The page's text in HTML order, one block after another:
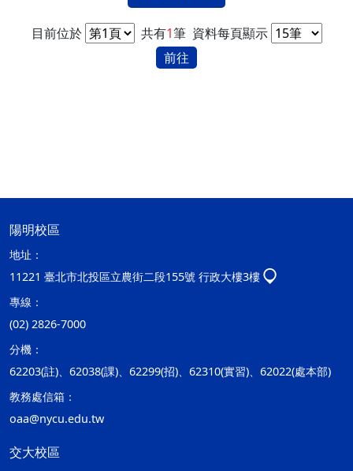
目前位於 共有1筆 資料每頁顯示
前往
陽明校區
地址：
11221 臺北市北投區立農街二段155號 行政大樓3樓
專線：
(02) 2826-7000
分機：
62203(註)、62038(課)、62299(招)、62310(實習)、62022(處本部)
教務處信箱：
oaa@nycu.edu.tw
交大校區